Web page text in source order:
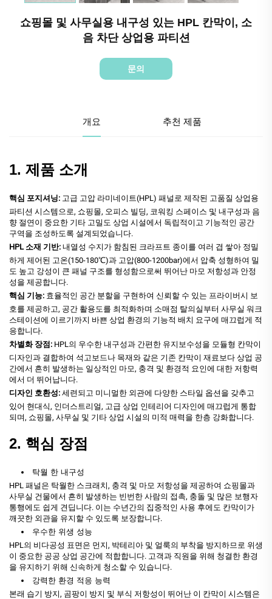
쇼핑몰 및 사무실용 내구성 있는 HPL 칸막이, 소
음 차단 상업용 파티션
문의
개요 추천 제품
1. 제품 소개
핵심 포지셔닝: 고급 고압 라미네이트(HPL) 패널로 제작된 고품질 상업용
파티션 시스템으로, 쇼핑몰, 오피스 빌딩, 코워킹 스페이스 및 내구성과 음
향 절연이 중요한 기타 고밀도 상업 시설에서 독립적이고 기능적인 공간
구역을 조성하도록 설계되었습니다.
HPL 소재 기반: 내열성 수지가 함침된 크라프트 종이를 여러 겹 쌓아 정밀
하게 제어된 고온(150-180℃)과 고압(800-1200bar)에서 압축 성형하여 밀
도 높고 강성이 큰 패널 구조를 형성함으로써 뛰어난 마모 저항성과 안정
성을 제공합니다.
핵심 기능: 효율적인 공간 분할을 구현하여 신뢰할 수 있는 프라이버시 보
호를 제공하고, 공간 활용도를 최적화하며 소매점 탈의실부터 사무실 워크
스테이션에 이르기까지 바쁜 상업 환경의 기능적 배치 요구에 매끄럽게 적
응합니다.
차별화 장점: HPL의 우수한 내구성과 간편한 유지보수성을 모듈형 칸막이
디자인과 결합하여 석고보드나 목재와 같은 기존 칸막이 재료보다 상업 공
간에서 흔히 발생하는 일상적인 마모, 충격 및 환경적 요인에 대한 저항력
에서 더 뛰어납니다.
디자인 호환성: 세련되고 미니멀한 외관에 다양한 스타일 옵션을 갖추고
있어 현대식, 인더스트리얼, 고급 상업 인테리어 디자인에 매끄럽게 통합
되며, 쇼핑몰, 사무실 및 기타 상업 시설의 미적 매력을 한층 강화합니다.
2. 핵심 장점
탁월 한 내구성
HPL 패널은 탁월한 스크래치, 충격 및 마모 저항성을 제공하여 쇼핑몰과
사무실 건물에서 흔히 발생하는 빈번한 사람의 접촉, 충돌 및 많은 보행자
통행에도 쉽게 견딥니다. 이는 수년간의 집중적인 사용 후에도 칸막이가
깨끗한 외관을 유지할 수 있도록 보장합니다.
우수한 위생 성능
HPL의 비다공성 표면은 먼지, 박테리아 및 얼룩의 부착을 방지하므로 위생
이 중요한 공공 상업 공간에 적합합니다. 고객과 직원을 위해 청결한 환경
을 유지하기 위해 신속하게 청소할 수 있습니다.
강력한 환경 적응 능력
본래 습기 방지, 곰팡이 방지 및 부식 저항성이 뛰어난 이 칸막이 시스템은